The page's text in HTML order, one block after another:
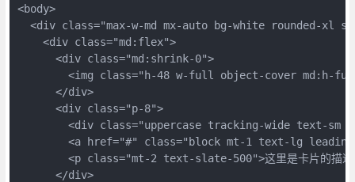
<body>
<div class="max-w-md mx-auto bg-white rounded-xl
    <div class="md:flex">
      <div class="md:shrink-0">
<img class="h-48 w-full object-cover md:h-
      </div>
      <div class="p-8">
<div class="uppercase tracking-wide text-sm
<a href="#" class="block mt-1 text-lg
<p class="mt-2 text-slate-500">这里是卡片的描述
      </div>